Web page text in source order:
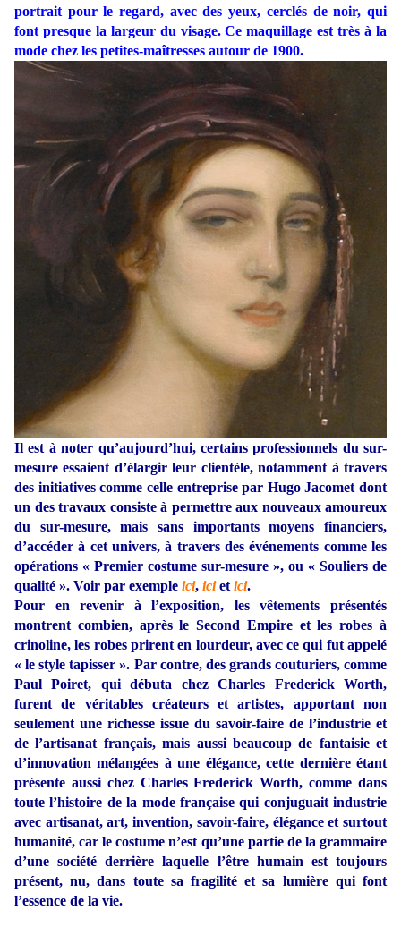
portrait pour le regard, avec des yeux, cerclés de noir, qui
font presque la largeur du visage. Ce maquillage est très à la
mode chez les petites-maîtresses autour de 1900.
Il est à noter qu’aujourd’hui, certains professionnels du sur-
mesure essaient d’élargir leur clientèle, notamment à travers
des initiatives comme celle entreprise par Hugo Jacomet dont
un des travaux consiste à permettre aux nouveaux amoureux
du sur-mesure, mais sans importants moyens financiers,
d’accéder à cet univers, à travers des événements comme les
opérations « Premier costume sur-mesure », ou « Souliers de
qualité ». Voir par exemple ici, iciet ici.
Pour en revenir à l’exposition, les vêtements présentés
montrent combien, après le Second Empire et les robes à
crinoline, les robes prirent en lourdeur, avec ce qui fut appelé
« le style tapisser ». Par contre, des grands couturiers, comme
Paul Poiret, qui débuta chez Charles Frederick Worth,
furent de véritables créateurs et artistes, apportant non
seulement une richesse issue du savoir-faire de l’industrie et
de l’artisanat français, mais aussi beaucoup de fantaisie et
d’innovation mélangées à une élégance, cette dernière étant
présente aussi chez Charles Frederick Worth, comme dans
toute l’histoire de la mode française qui conjuguait industrie
avec artisanat, art, invention, savoir-faire, élégance et surtout
humanité, car le costume n’est qu’une partie de la grammaire
d’une société derrière laquelle l’être humain est toujours
présent, nu, dans toute sa fragilité et sa lumière qui font
l’essence de la vie.